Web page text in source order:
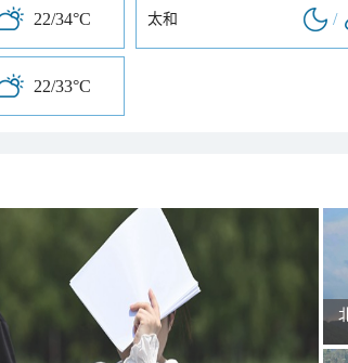
22/34°C 太和 /
22/33°C